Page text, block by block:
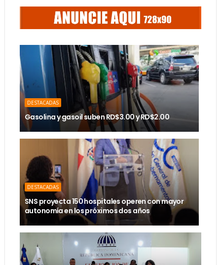
DESTACADAS
Gasolina y gasoil suben RD$3.00 y RD$2.00
DESTACADAS
SNS proyecta 150 hospitales operen con mayor
autonomía en los próximos dos años